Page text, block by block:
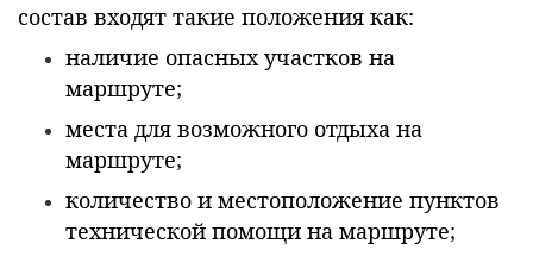
состав входят такие положения как:
наличие опасных участков на
маршруте;
места для возможного отдыха на
маршруте;
количество и местоположение пунктов
технической помощи на маршруте;